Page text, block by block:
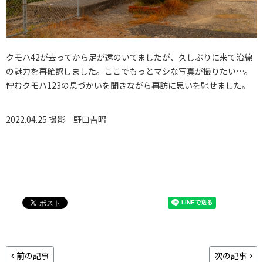
クモハ42が去ってから足が遠のいてましたが、久しぶりに来て沿線
の魅力を再確認しました。ここでもっとマシな写真が撮りたい…。
佇むクモハ123の息づかいを聞きながら再訪に思いを馳せました。
2022.04.25 撮影 野口吉昭
前の記事 次の記事